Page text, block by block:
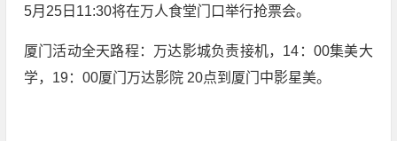
5月25日11:30将在万人食堂门口举行抢票会。
厦门活动全天路程：万达影城负责接机，14：00集美大
学，19：00厦门万达影院 20点到厦门中影星美。